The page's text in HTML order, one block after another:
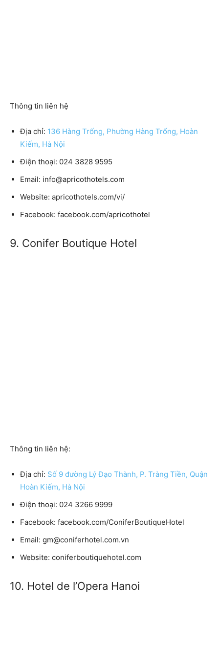
Thông tin liên hệ
Địa chỉ: 136 Hàng Trống, Phường Hàng Trống, Hoàn
Kiếm, Hà Nội
Điện thoại: 024 3828 9595
Email: info@apricothotels.com
Website: apricothotels.com/vi/
Facebook: facebook.com/apricothotel
9. Conifer Boutique Hotel
Thông tin liên hệ:
Địa chỉ: Số 9 đường Lý Đạo Thành, P. Tràng Tiền, Quận
Hoàn Kiếm, Hà Nội
Điện thoại: 024 3266 9999
Facebook: facebook.com/ConiferBoutiqueHotel
Email: gm@coniferhotel.com.vn
Website: coniferboutiquehotel.com
10. Hotel de l’Opera Hanoi